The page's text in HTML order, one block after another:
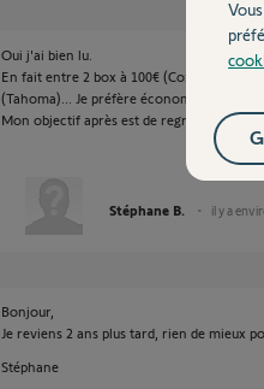
Oui j'ai bien lu.
En fait entre 2 box à 100€ (Cozytouch et
(Tahoma)... Je préfère économiser 100€ ;-
Mon objectif après est de regrouper le
Stéphane B. il y a
Bonjour,
Je reviens 2 ans plus tard, rien de mieux
Stéphane